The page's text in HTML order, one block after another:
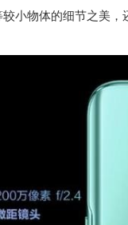
小物体的细节之美